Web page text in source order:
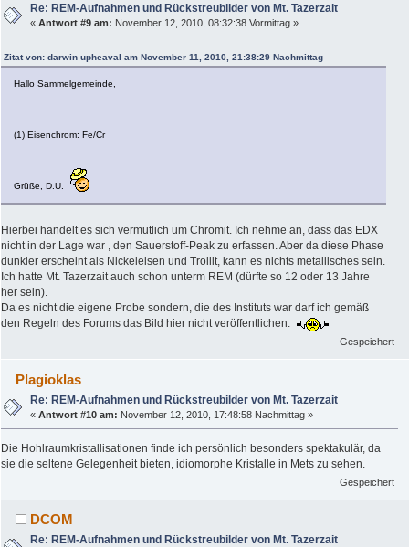
Re: REM-Aufnahmen und Rückstreubilder von Mt. Tazerzait
«Antwort #9 am: November 12, 2010, 08:32:38 Vormittag »
Zitat von: darwin upheaval am November 11, 2010, 21:38:29 Nachmittag
Hallo Sammelgemeinde,
(1) Eisenchrom: Fe/Cr
Grüße, D.U.
Hierbei handelt es sich vermutlich um Chromit. Ich nehme an, dass das EDX
nicht in der Lage war , den Sauerstoff-Peak zu erfassen. Aber da diese Phase
dunkler erscheint als Nickeleisen und Troilit, kann es nichts metallisches sein.
Ich hatte Mt. Tazerzait auch schon unterm REM (dürfte so 12 oder 13 Jahre
her sein).
Da es nicht die eigene Probe sondern, die des Instituts war darf ich gemäß
den Regeln des Forums das Bild hier nicht veröffentlichen.
Gespeichert
Plagioklas
Re: REM-Aufnahmen und Rückstreubilder von Mt. Tazerzait
«Antwort #10 am: November 12, 2010, 17:48:58 Nachmittag »
Die Hohlraumkristallisationen finde ich persönlich besonders spektakulär, da
sie die seltene Gelegenheit bieten, idiomorphe Kristalle in Mets zu sehen.
Gespeichert
DCOM
Re: REM-Aufnahmen und Rückstreubilder von Mt. Tazerzait